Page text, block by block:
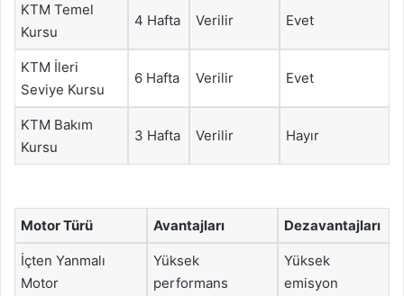
KTM Temel
Kursu
4 Hafta Verilir Evet
KTM İleri
Seviye Kursu
6 Hafta Verilir Evet
KTM Bakım
Kursu
3 Hafta Verilir Hayır
Motor Türü Avantajları Dezavantajları
İçten Yanmalı
Motor
Yüksek
performans
Yüksek
emisyon